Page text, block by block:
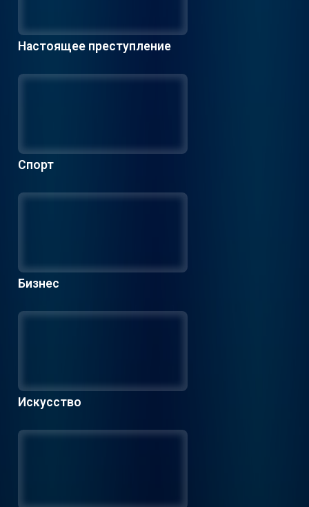
Настоящее преступление
Спорт
Бизнес
Искусство